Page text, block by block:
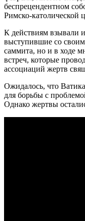
беспрецендентном
Римско-католической
К действиям взывали
выступившие со
саммита, но и в ходе
встреч, которые
ассоциаций жертв
Ожидалось, что
для борьбы с
Однако жертвы